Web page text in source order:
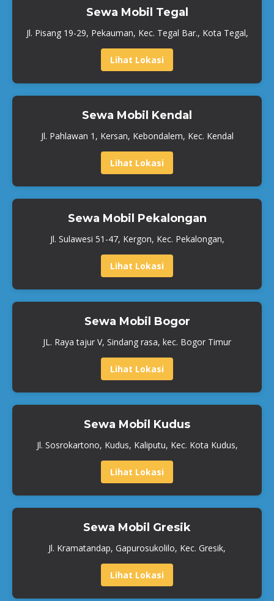
Sewa Mobil Tegal
Jl. Pisang 19-29, Pekauman, Kec. Tegal Bar., Kota Tegal,
Lihat Lokasi
Sewa Mobil Kendal
Jl. Pahlawan 1, Kersan, Kebondalem, Kec. Kendal
Lihat Lokasi
Sewa Mobil Pekalongan
Jl. Sulawesi 51-47, Kergon, Kec. Pekalongan,
Lihat Lokasi
Sewa Mobil Bogor
JL. Raya tajur V, Sindang rasa, kec. Bogor Timur
Lihat Lokasi
Sewa Mobil Kudus
Jl. Sosrokartono, Kudus, Kaliputu, Kec. Kota Kudus,
Lihat Lokasi
Sewa Mobil Gresik
Jl. Kramatandap, Gapurosukolilo, Kec. Gresik,
Lihat Lokasi